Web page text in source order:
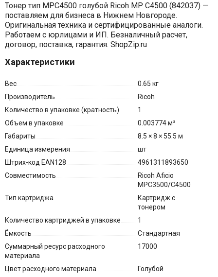
Тонер тип MPC4500 голубой Ricoh MP C4500 (842037) —
поставляем для бизнеса в Нижнем Новгороде.
Оригинальная техника и сертифицированные аналоги.
Работаем с юрлицами и ИП. Безналичный расчет,
договор, поставка, гарантия. ShopZip.ru
Характеристики
Вес
0.65 кг
Производитель
Ricoh
Количество в упаковке (кратность)
1
Объем в упаковке
0.003774 м³
Габариты
8.5 × 8 × 55.5 м
Единица измерения
шт
Штрих-код EAN128
4961311893650
Совместимость
Ricoh Aficio
MPC3500/C4500
Тип картриджа
Картридж с
тонером
Количество картриджей в упаковке
1
Ёмкость
Стандартная
Суммарный ресурс расходного
материала
17000
Цвет расходного материала
Голубой